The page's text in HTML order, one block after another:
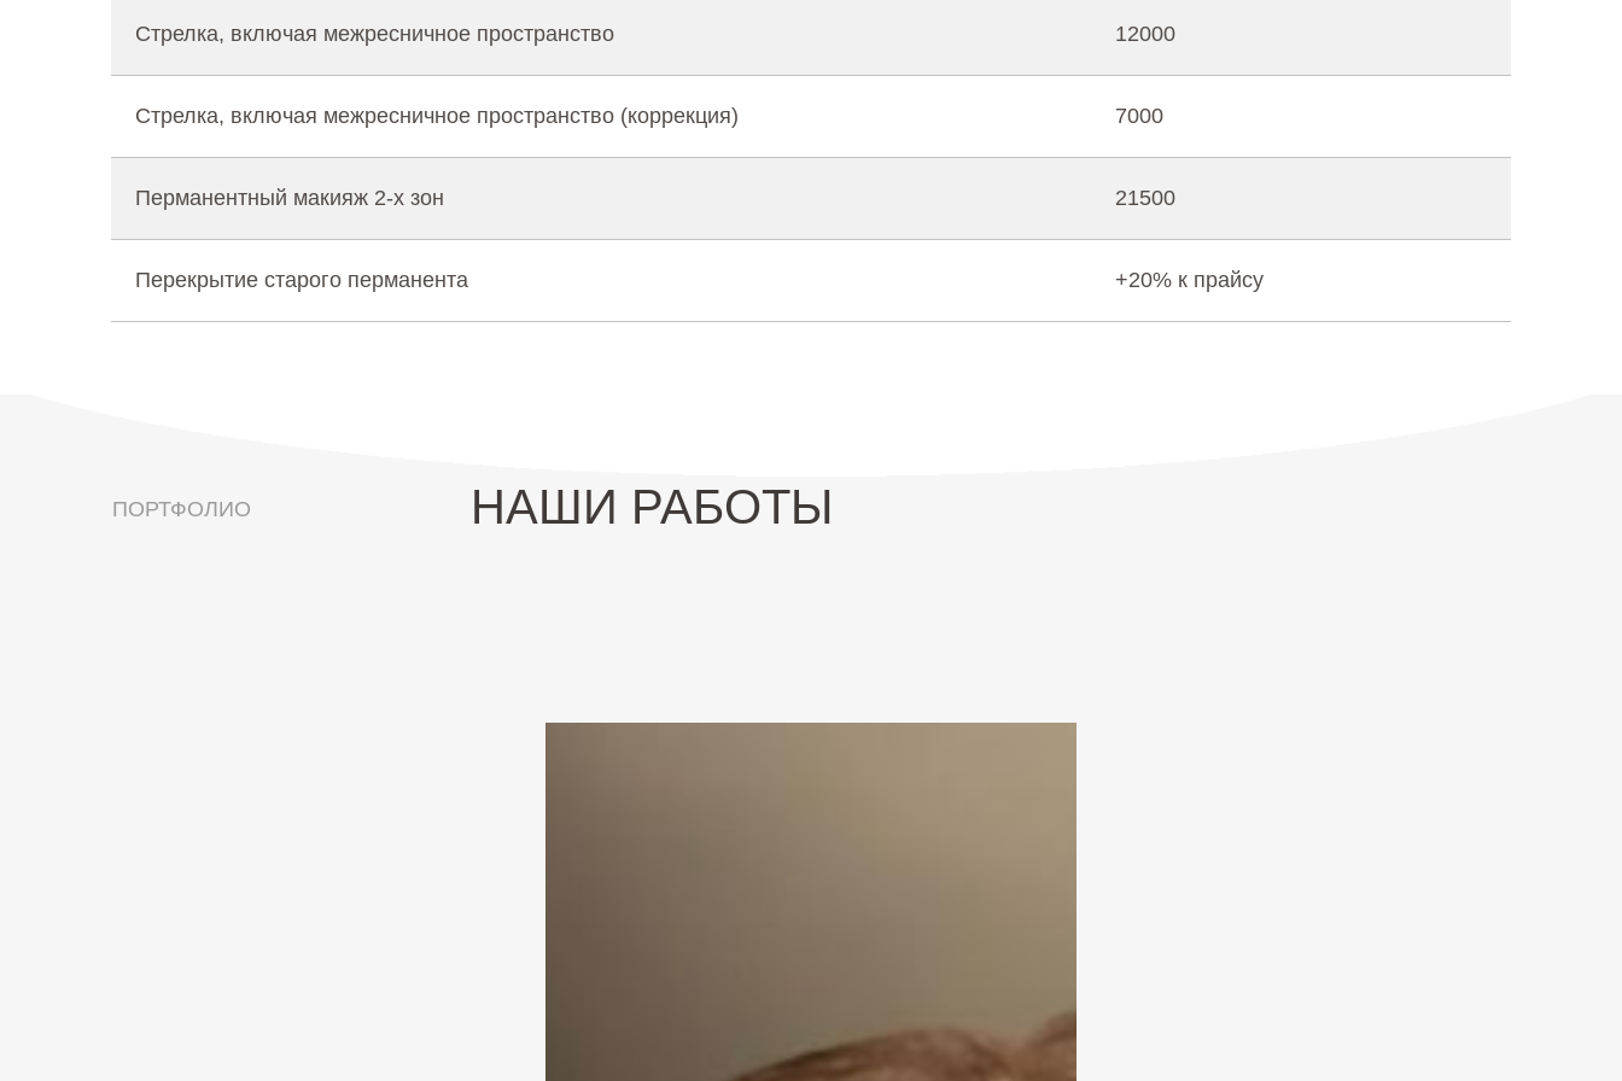
Стрелка, включая межресничное пространство 12000
Стрелка, включая межресничное пространство (коррекция) 7000
Перманентный макияж 2-х зон 21500
Перекрытие старого перманента +20% к прайсу
ПОРТФОЛИО НАШИ РАБОТЫ